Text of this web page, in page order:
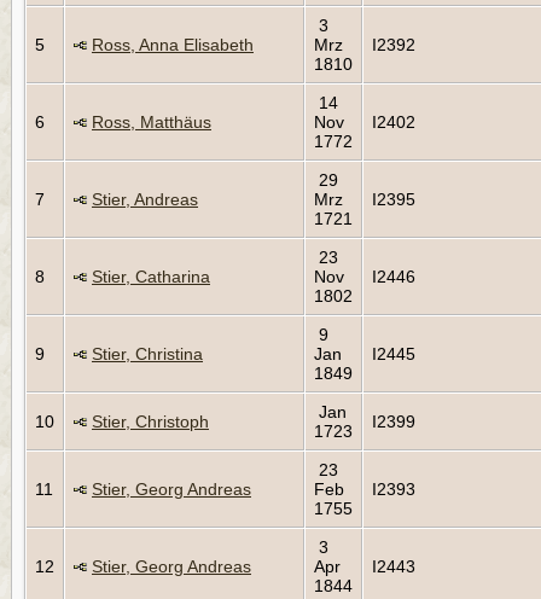
5 Ross, Anna Elisabeth
3
Mrz
1810
I2392
6 Ross, Matthäus
14
Nov
1772
I2402
7 Stier, Andreas
29
Mrz
1721
I2395
8 Stier, Catharina
23
Nov
1802
I2446
9 Stier, Christina
9
Jan
1849
I2445
10 Stier, Christoph
Jan
1723
I2399
11 Stier, Georg Andreas
23
Feb
1755
I2393
12 Stier, Georg Andreas
3
Apr
1844
I2443